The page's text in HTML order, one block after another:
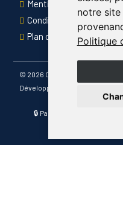
notre
Politique
Mentions légales
Conditions générales de
Plan du site
© 2026 Côté Pro
Développé par
🔒 Paiement sécurisé · 📦